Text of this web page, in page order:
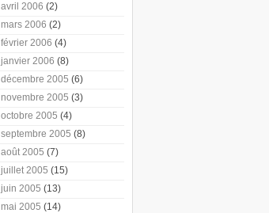
avril 2006 (2)
mars 2006 (2)
février 2006 (4)
janvier 2006 (8)
décembre 2005 (6)
novembre 2005 (3)
octobre 2005 (4)
septembre 2005 (8)
août 2005 (7)
juillet 2005 (15)
juin 2005 (13)
mai 2005 (14)